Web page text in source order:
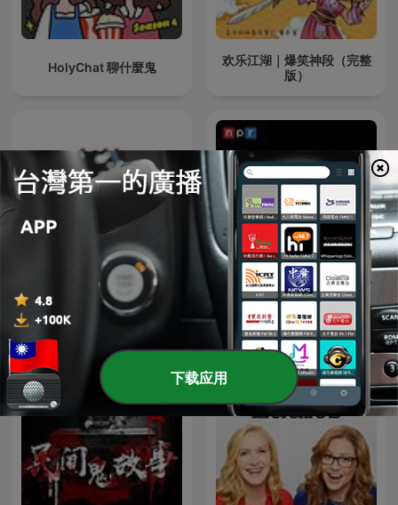
HolyChat 聊什麼鬼
欢乐江湖｜爆笑神段（完整
版）
乱世观象：亡习亡共--正在
进行中...
下载应用